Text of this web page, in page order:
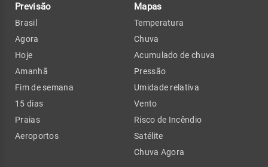
Previsão
Brasil
Agora
Hoje
Amanhã
Fim de semana
15 dias
Praias
Aeroportos
Mapas
Temperatura
Chuva
Acumulado de chuva
Pressão
Umidade relativa
Vento
Risco de Incêndio
Satélite
Chuva Agora